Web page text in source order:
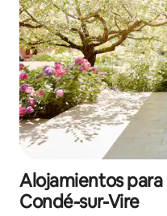
Alojamientos para
Condé-sur-Vire